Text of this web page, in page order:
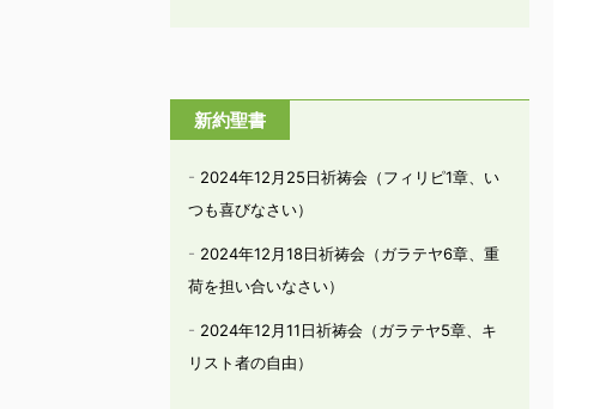
新約聖書
2024年12月25日祈祷会（フィリピ1章、い
つも喜びなさい）
2024年12月18日祈祷会（ガラテヤ6章、重
荷を担い合いなさい）
2024年12月11日祈祷会（ガラテヤ5章、キ
リスト者の自由）